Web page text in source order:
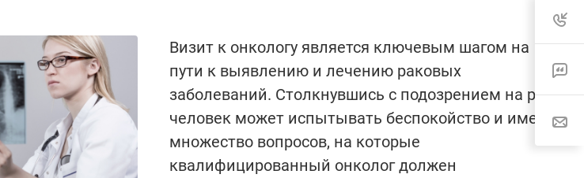
Визит к онкологу является ключевым шагом на
пути к выявлению и лечению раковых
заболеваний. Столкнувшись с подозрением на рак,
человек может испытывать беспокойство и иметь
множество вопросов, на которые
квалифицированный онколог должен